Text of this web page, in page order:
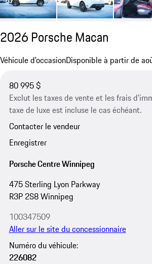
2026 Porsche Macan
Véhicule d'occasionDisponible à partir de
80 995 $
Exclut les taxes de vente et les frais
taxe de luxe est incluse le cas échéant.
Contacter le vendeur
Enregistrer
Porsche Centre Winnipeg
475 Sterling Lyon Parkway
R3P 2S8 Winnipeg
100347509
Aller sur le site du concessionnaire
Numéro du véhicule:
226082